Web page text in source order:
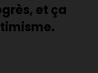
et ça